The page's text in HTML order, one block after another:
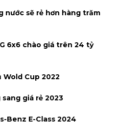
nước sẽ rẻ hơn hàng trăm
6x6 chào giá trên 24 tỷ
Cup 2022
giá rẻ 2023
Benz E-Class 2024